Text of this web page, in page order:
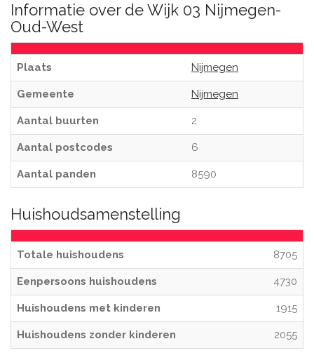
Informatie over de Wijk 03 Nijmegen-
Oud-West
Plaats Nijmegen
Gemeente Nijmegen
Aantal buurten 2
Aantal postcodes 6
Aantal panden 8590
Huishoudsamenstelling
Totale huishoudens 8705
Eenpersoons huishoudens 4730
Huishoudens met kinderen 1915
Huishoudens zonder kinderen 2055